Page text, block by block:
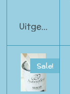
Sale!